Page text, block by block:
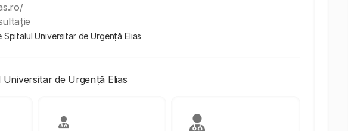
Universitar de Urgență Elias
de Urgență Elias